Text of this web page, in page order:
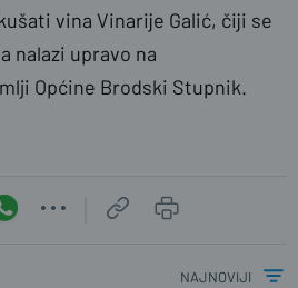
vina Vinarije Galić, čiji se
nalazi upravo na
Općine Brodski Stupnik.
najnoviji